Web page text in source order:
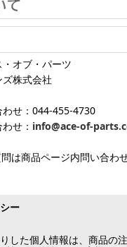
振替・コンビニ決済・
の発送となります。
商品がありますのでご了
合は別途お届け先分の送
送料とは別に地域料金が発
、詳しい料金については
日祝日出荷不可）
いて】
であれば、初期不良の受
保証については
出荷いたします
い場合は、最短出荷・最
時・日曜祝日は10時まで
出荷が可能です。
代引き決済以外のお支払
きます。
日も
います
業日を除く
行いませんので予めご了承
オブ・パーツ
株式会社
せ：044-455-4730
せ： info@ace-of-
は商品ページ内問い合わ
ー
した個人情報は、商品の